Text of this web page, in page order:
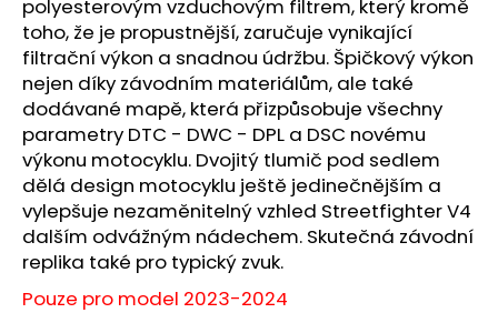
polyesterovým vzduchovým filtrem, který kromě
toho, že je propustnější, zaručuje vynikající
filtrační výkon a snadnou údržbu. Špičkový výkon
nejen díky závodním materiálům, ale také
dodávané mapě, která přizpůsobuje všechny
parametry DTC - DWC - DPL a DSC novému
výkonu motocyklu. Dvojitý tlumič pod sedlem
dělá design motocyklu ještě jedinečnějším a
vylepšuje nezaměnitelný vzhled Streetfighter V4
dalším odvážným nádechem. Skutečná závodní
replika také pro typický zvuk.
Pouze pro model 2023-2024
r
u
č
u
j
e
m
e
TRIČKO
DC
SPEED
ČERVENO-